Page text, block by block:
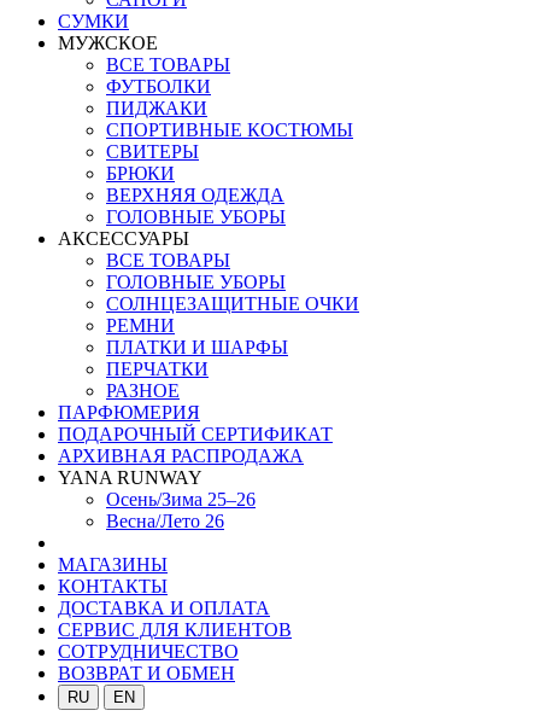
СУМКИ
МУЖСКОЕ
ВСЕ ТОВАРЫ
ФУТБОЛКИ
ПИДЖАКИ
СПОРТИВНЫЕ КОСТЮМЫ
СВИТЕРЫ
БРЮКИ
ВЕРХНЯЯ ОДЕЖДА
ГОЛОВНЫЕ УБОРЫ
АКСЕССУАРЫ
ВСЕ ТОВАРЫ
ГОЛОВНЫЕ УБОРЫ
СОЛНЦЕЗАЩИТНЫЕ ОЧКИ
РЕМНИ
ПЛАТКИ И ШАРФЫ
ПЕРЧАТКИ
РАЗНОЕ
ПАРФЮМЕРИЯ
ПОДАРОЧНЫЙ СЕРТИФИКАТ
АРХИВНАЯ РАСПРОДАЖА
YANA RUNWAY
Осень/Зима 25–26
Весна/Лето 26
МАГАЗИНЫ
КОНТАКТЫ
ДОСТАВКА И ОПЛАТА
СЕРВИС ДЛЯ КЛИЕНТОВ
СОТРУДНИЧЕСТВО
ВОЗВРАТ И ОБМЕН
RU EN